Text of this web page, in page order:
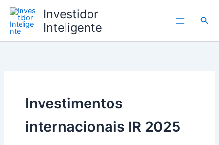
para
conteúdo
Investidor
Inteligente
Investimentos
internacionais IR 2025